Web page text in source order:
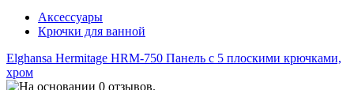
Аксессуары
Крючки для ванной
Elghansa Hermitage HRM-750 Панель с 5 плоскими крючками,
хром